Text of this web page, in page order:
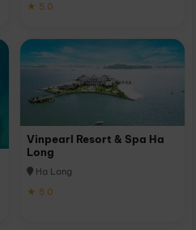
★ 5.0
Vinpearl Resort & Spa Ha
Long
Hạ Long
★ 5.0